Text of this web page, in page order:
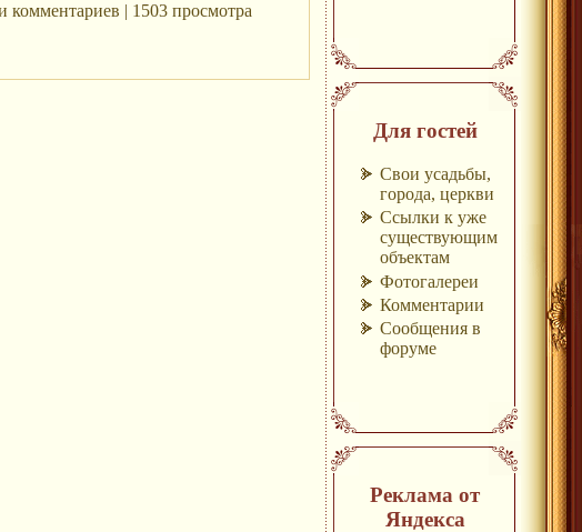
комментариев | 1503 просмотра
Для гостей
Свои усадьбы,
города, церкви
Ссылки к уже
существующим
объектам
Фотогалереи
Комментарии
Сообщения в
форуме
Реклама от
Яндекса